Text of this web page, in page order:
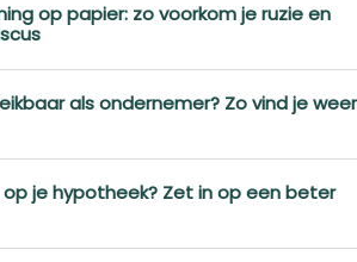
op papier: zo voorkom je ruzie en
als ondernemer? Zo vind je weer
op je hypotheek? Zet in op een beter